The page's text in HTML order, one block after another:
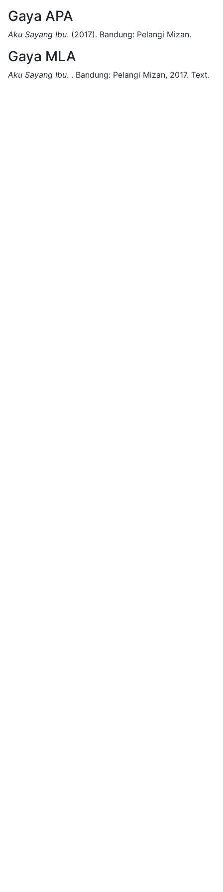
Gaya APA
Aku Sayang Ibu. (2017). Bandung: Pelangi Mizan.
Gaya MLA
Aku Sayang Ibu. . Bandung: Pelangi Mizan, 2017. Text.